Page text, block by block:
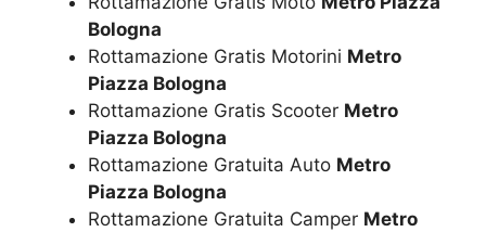
Bologna
Rottamazione Gratis Motorini Metro
Piazza Bologna
Rottamazione Gratis Scooter Metro
Piazza Bologna
Rottamazione Gratuita Auto Metro
Piazza Bologna
Rottamazione Gratuita Camper Metro